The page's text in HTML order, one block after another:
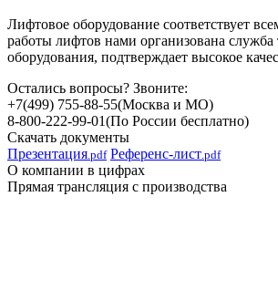
Лифтовое оборудование соответствует
работы лифтов нами организована
оборудования, подтверждает высокое
Остались вопросы? Звоните:
+7(499) 755-88-55(Москва и МО)
8-800-222-99-01(По России бесплатно)
Скачать документы
Презентация.pdf Референс-лист.pdf
О компании в цифрах
Прямая трансляция с производства